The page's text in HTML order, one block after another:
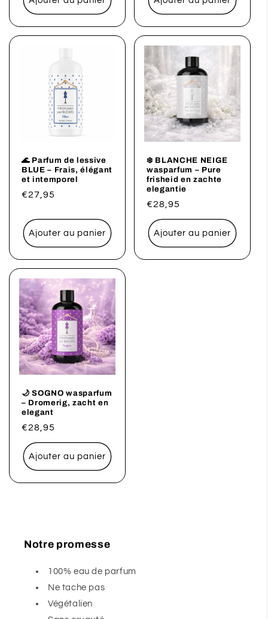
🌊 Parfum de lessive
BLUE – Frais, élégant
et intemporel
Prix
€27,95
Ajouter au panier
❄️ BLANCHE NEIGE
wasparfum – Pure
frisheid en zachte
elegantie
Prix
habituel
€28,95
Ajouter au panier
🌙 SOGNO wasparfum
– Dromerig, zacht en
elegant
Prix
habituel
€28,95
Ajouter au panier
Notre promesse
100% eau de parfum
Ne tache pas
Végétalien